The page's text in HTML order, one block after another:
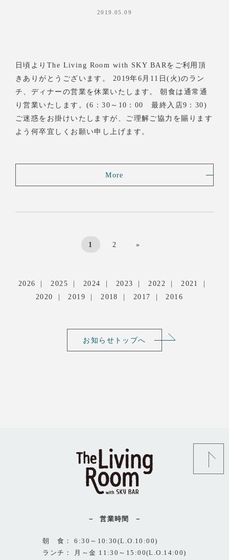
2019.05.09
日頃よりThe Living Room with SKY BARをご利用頂
きありがとうございます。 2019年6月11日(火)のラン
チ、ディナーの営業を休業いたします。 朝食は通常通
り営業いたします。(6：30～10：00 最終入店9：30)
ご迷惑をお掛けいたしますが、ご理解ご協力を賜ります
よう何卒宜しくお願い申し上げます。
More
1 2 »
2026 2025 2024 2023 2022
2021
2020
2019 2018 2017 2016
お知らせトップへ
営業時間
朝 食： 6:30～10:30(L.O.10:00)
ランチ： 月～金 11:30～15:00(L.O.14:00)